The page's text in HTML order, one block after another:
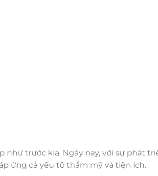
trước kia. Ngày nay, với sự phát
ứng cả yếu tố thẩm mỹ và tiện ích.